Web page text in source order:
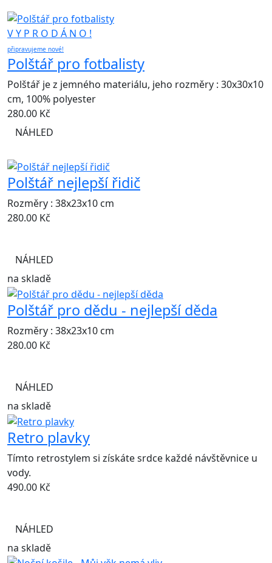
V Y P R O D Á N O !
připravujeme nové!
Polštář pro fotbalisty
Polštář je z jemného materiálu, jeho rozměry : 30x30x10
cm, 100% polyester
280.00 Kč
NÁHLED
Polštář nejlepší řidič
Rozměry : 38x23x10 cm
280.00 Kč
NÁHLED
na skladě
Polštář pro dědu - nejlepší děda
Rozměry : 38x23x10 cm
280.00 Kč
NÁHLED
na skladě
Retro plavky
Tímto retrostylem si získáte srdce každé návštěvnice u
vody.
490.00 Kč
NÁHLED
na skladě